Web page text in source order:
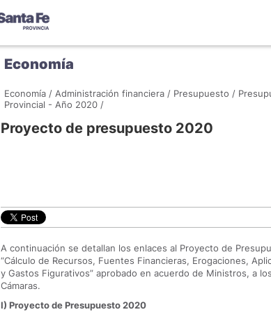
Economía
Economía / Administración financiera / Presupuesto /
Provincial - Año 2020 /
Proyecto de presupuesto 2020
A continuación se detallan los enlaces al Proyecto de
“Cálculo de Recursos, Fuentes Financieras, Erogaciones,
y Gastos Figurativos” aprobado en acuerdo de Ministros, a
Cámaras.
I) Proyecto de Presupuesto 2020